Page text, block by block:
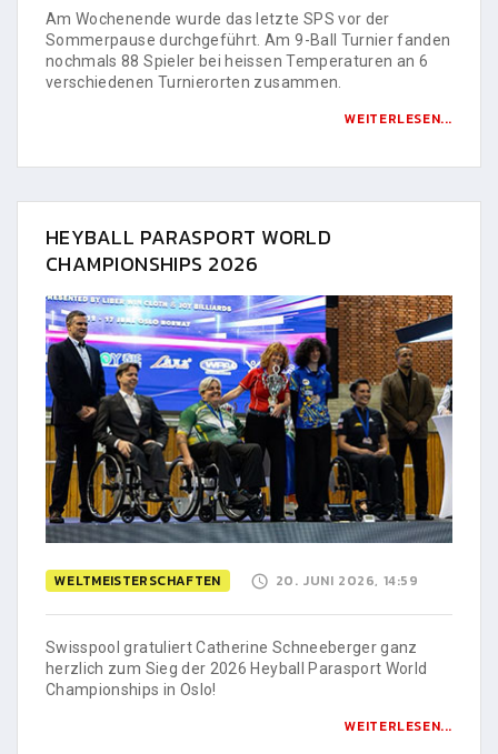
Am Wochenende wurde das letzte SPS vor der
Sommerpause durchgeführt. Am 9-Ball Turnier fanden
nochmals 88 Spieler bei heissen Temperaturen an 6
verschiedenen Turnierorten zusammen.
WEITERLESEN...
HEYBALL PARASPORT WORLD
CHAMPIONSHIPS 2026
WELTMEISTERSCHAFTEN 20. JUNI 2026, 14:59
Swisspool gratuliert Catherine Schneeberger ganz
herzlich zum Sieg der 2026 Heyball Parasport World
Championships in Oslo!
WEITERLESEN...